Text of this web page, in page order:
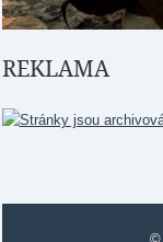
REKLAMA